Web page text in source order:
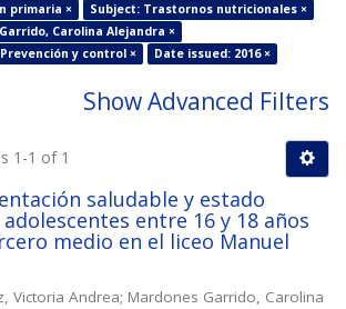
primaria ×
Subject: Trastornos nutricionales ×
Carolina Alejandra ×
y control ×
Date issued: 2016 ×
Show Advanced Filters
1-1 of 1
saludable y estado
entre 16 y 18 años
medio en el liceo Manuel
Victoria Andrea; Mardones Garrido, Carolina